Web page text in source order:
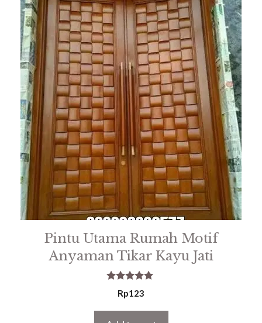
Pintu Utama Rumah Motif
Anyaman Tikar Kayu Jati
5.00
out of 5
Rp123